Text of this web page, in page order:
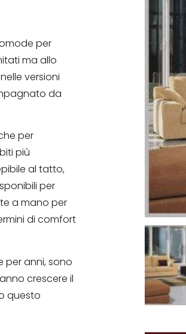
per
ma allo
versioni
da
per
più
al tatto,
per
a mano per
di comfort
per anni, sono
crescere il
questo